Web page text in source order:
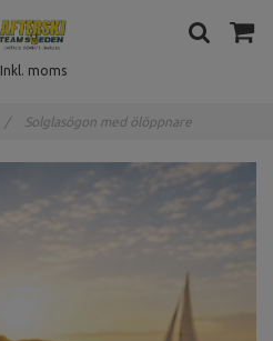
Inkl. moms
/ Solglasögon med ölöppnare